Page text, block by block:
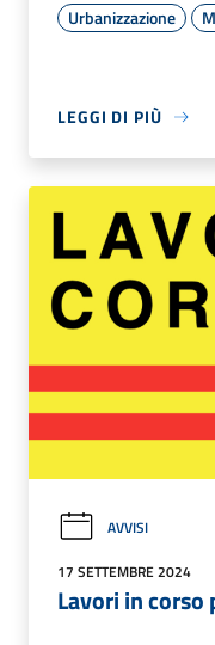
Urbanizzazione
LEGGI DI PIÙ
AVVISI
17 SETTEMBRE 2024
Lavori in